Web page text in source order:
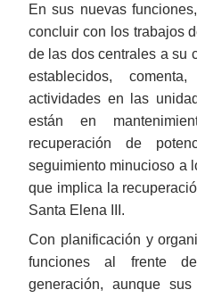
En sus nuevas
concluir con los trabajos
de las dos centrales a su
establecidos,
actividades en las
están en
recuperación de
seguimiento minucioso a
que implica la
Santa Elena III.
Con planificación y
funciones al frente
generación, aunque